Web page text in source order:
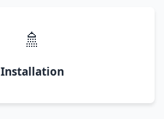
🚿
Installation